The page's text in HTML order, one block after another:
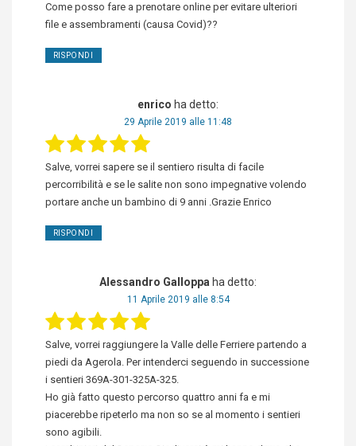
Come posso fare a prenotare online per evitare ulteriori
file e assembramenti (causa Covid)??
RISPONDI
enrico ha detto:
29 Aprile 2019 alle 11:48
Salve, vorrei sapere se il sentiero risulta di facile
percorribilità e se le salite non sono impegnative volendo
portare anche un bambino di 9 anni .Grazie Enrico
RISPONDI
Alessandro Galloppa ha detto:
11 Aprile 2019 alle 8:54
Salve, vorrei raggiungere la Valle delle Ferriere partendo a
piedi da Agerola. Per intenderci seguendo in successione
i sentieri 369A-301-325A-325.
Ho già fatto questo percorso quattro anni fa e mi
piacerebbe ripeterlo ma non so se al momento i sentieri
sono agibili.